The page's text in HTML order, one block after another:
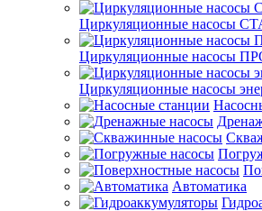
Циркуляционные насосы
Циркуляционные насосы
Циркуляционные насосы
Автоматика